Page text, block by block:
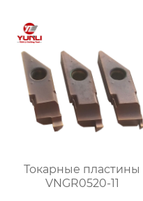
Токарные пластины
VNGR0520-11